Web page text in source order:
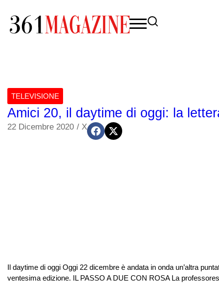
TELEVISIONE
Amici 20, il daytime di oggi: la
22 Dicembre 2020 / X
Il daytime di oggi Oggi 22 dicembre è andata in onda un’altra
ventesima edizione. IL PASSO A DUE CON ROSA La